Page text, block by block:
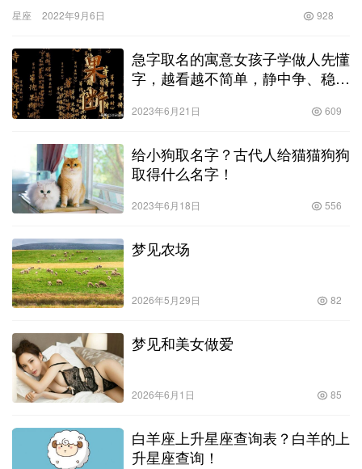
子。…
星座 2022年9月6日 928
急字取名的寓意女孩子学做人先懂
字，越看越不简单，静中争、稳有
2023年6月21日 609
给小狗取名字？古代人给猫猫狗狗
取得什么名字！
2023年6月18日 556
梦见农场
2026年5月29日 82
梦见和美女做爱
2026年6月1日 85
白羊座上升星座查询表？白羊的上
升星座查询！